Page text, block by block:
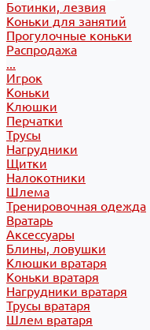
Ботинки, лезвия
Коньки для занятий
Прогулочные коньки
Распродажа
...
Игрок
Коньки
Клюшки
Перчатки
Трусы
Нагрудники
Щитки
Налокотники
Шлема
Тренировочная одежда
Вратарь
Аксессуары
Блины, ловушки
Клюшки вратаря
Коньки вратаря
Нагрудники вратаря
Трусы вратаря
Шлем вратаря